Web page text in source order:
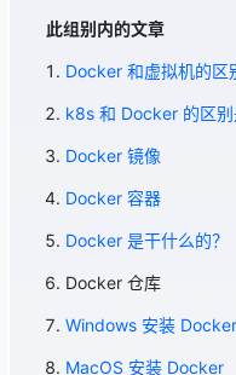
此组别内的文章
Docker 和虚拟机的区
k8s 和 Docker 的区别
Docker 镜像
Docker 容器
Docker 是干什么的？
Docker 仓库
Windows 安装 Docker
MacOS 安装 Docker